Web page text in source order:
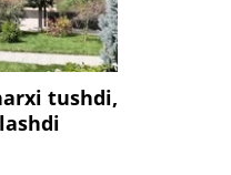
tushdi,